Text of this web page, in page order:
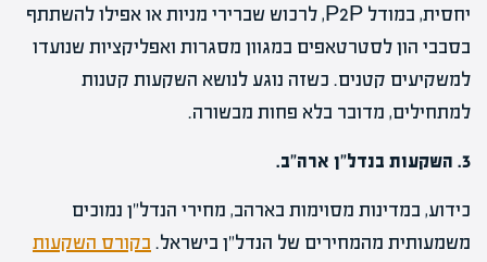
יחסית, במודל P2P, לרכוש שברירי מניות או אפילו להשתתף
בסבבי הון לסטרטאפים במגוון מסגרות ואפליקציות שנועדו
למשקיעים קטנים. כשזה נוגע לנושא השקעות קטנות
למתחילים, מדובר בלא פחות מבשורה.
3. השקעות בנדל"ן ארה"ב.
כידוע, במדינות מסוימות בארהב, מחירי הנדל"ן נמוכים
משמעותית מהמחירים של הנדל"ן בישראל. בקורס השקעות